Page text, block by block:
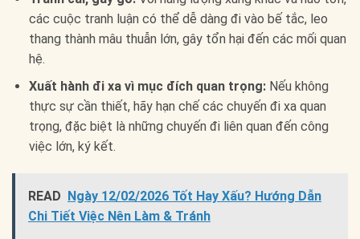
các cuộc tranh luận có thể dễ dàng đi vào bế tắc, leo
thang thành mâu thuẫn lớn, gây tổn hại đến các mối quan
hệ.
Xuất hành đi xa vì mục đích quan trọng:Nếu không
thực sự cần thiết, hãy hạn chế các chuyến đi xa quan
trọng, đặc biệt là những chuyến đi liên quan đến công
việc lớn, ký kết.
READ
Ngày 12/02/2026 Tốt Hay Xấu? Hướng Dẫn
Chi Tiết Việc Nên Làm & Tránh